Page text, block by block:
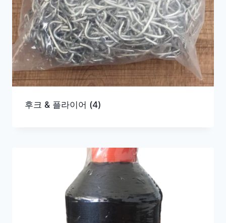
후크 & 플라이어 (4)